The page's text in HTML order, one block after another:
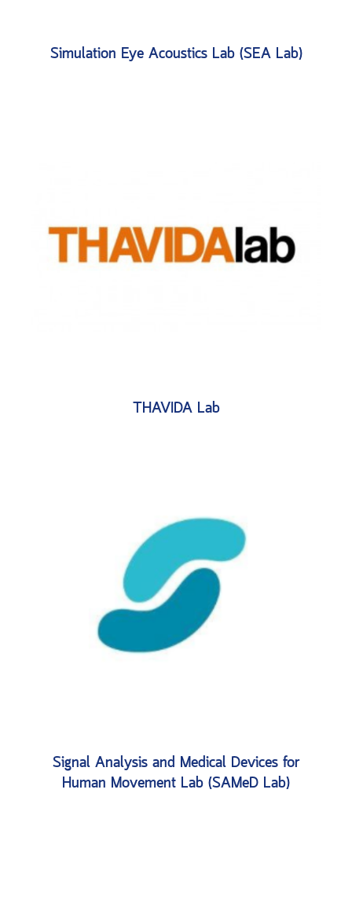
Simulation Eye Acoustics Lab (SEA Lab)
THAVIDA Lab
Signal Analysis and Medical Devices for
Human Movement Lab (SAMeD Lab)